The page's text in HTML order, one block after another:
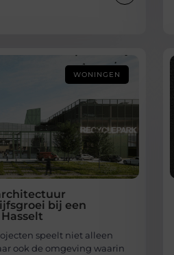
WONINGEN
bij een
speelt niet alleen
ook de omgeving waarin